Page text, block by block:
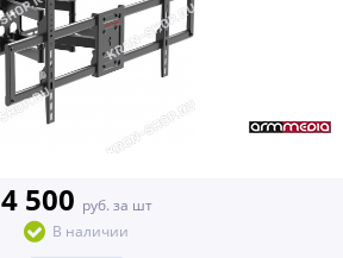
4 500 руб. за шт
В наличии